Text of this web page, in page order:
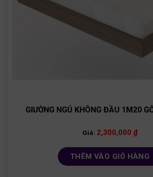
GIƯỜNG NGỦ KHÔNG ĐẦU 1M20
Giá: 2,300,000 ₫
THÊM VÀO GIỎ HÀNG